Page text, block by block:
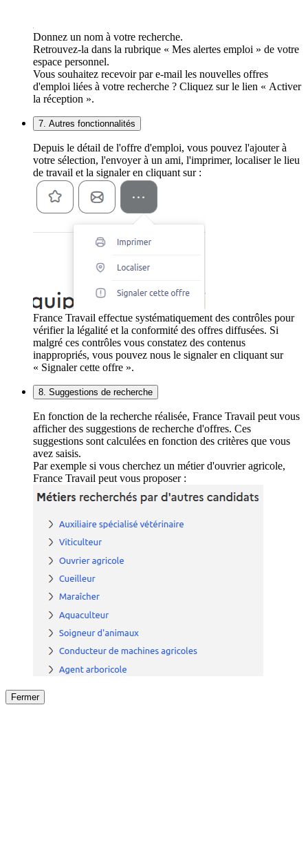
Donnez un nom à votre recherche.
Retrouvez-la dans la rubrique « Mes alertes emploi » de votre
espace personnel.
Vous souhaitez recevoir par e-mail les nouvelles offres
d'emploi liées à votre recherche ? Cliquez sur le lien « Activer
la réception ».
7. Autres fonctionnalités
Depuis le détail de l'offre d'emploi, vous pouvez l'ajouter à
votre sélection, l'envoyer à un ami, l'imprimer, localiser le lieu
de travail et la signaler en cliquant sur :
France Travail effectue systématiquement des contrôles pour
vérifier la légalité et la conformité des offres diffusées. Si
malgré ces contrôles vous constatez des contenus
inappropriés, vous pouvez nous le signaler en cliquant sur
« Signaler cette offre ».
8. Suggestions de recherche
En fonction de la recherche réalisée, France Travail peut vous
afficher des suggestions de recherche d'offres. Ces
suggestions sont calculées en fonction des critères que vous
avez saisis.
Par exemple si vous cherchez un métier d'ouvrier agricole,
France Travail peut vous proposer :
Fermer